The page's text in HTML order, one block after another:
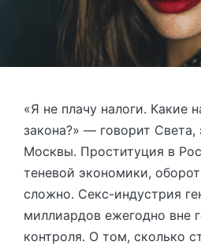
«Я не плачу налоги. Какие
закона?» — говорит
Москвы. Проституция в
теневой экономики,
сложно. Секс-индустрия
миллиардов ежегодно вне
контроля. О том, сколько